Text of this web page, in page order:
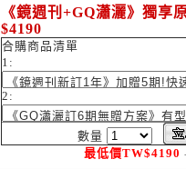
《鏡週刊+GQ瀟灑》獨享
$4190
合購商品清單
1:
2:
數量
最低價TW$4190